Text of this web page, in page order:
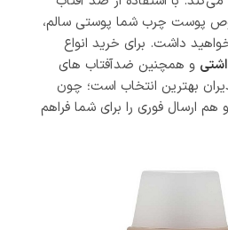
پوست چرب شما پوستی سالم،
داشت. برای خرید انواع
و همچنین ضدآفتاب های
بهترین انتخاب است؛ چون
ارسال فوری را برای شما فراهم